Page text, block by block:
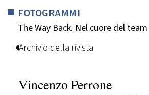
FOTOGRAMMI
The Way Back. Nel cuore del team
Archivio della rivista
Vincenzo Perrone